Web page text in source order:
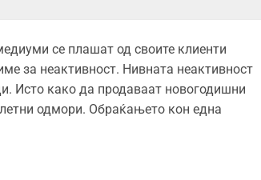
се плашат од своите клиенти
за неактивност. Нивната неактивност
Исто како да продаваат новогодишни
одмори. Обраќањето кон една